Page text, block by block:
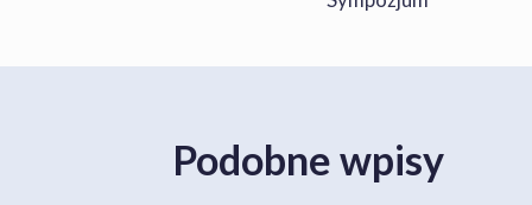
Podobne wpisy